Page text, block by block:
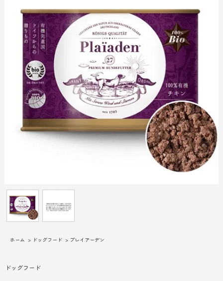
ホーム > ドッグフード > プレイアーデン
ドッグフード